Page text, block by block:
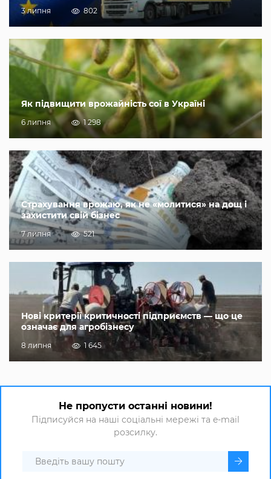
3 липня 802
Як підвищити врожайність сої в Україні
6 липня 1 298
Страхування врожаю, як не «молитися» на дощ і
захистити свій бізнес
7 липня 521
Нові критерії критичності підприємств — що це
означає для агробізнесу
8 липня 1 645
Не пропусти останні новини!
Підписуйся на наші соціальні мережі та e-mail
розсилку.